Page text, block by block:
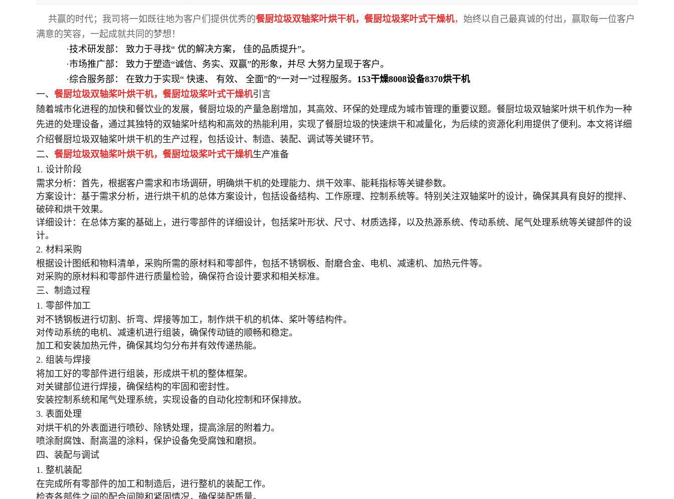
共赢的时代；我司将一如既往地为客户们提供优秀的餐厨垃圾双轴桨叶烘干机，餐厨垃圾桨叶式干燥机，始终以自己最真诚的付出，赢取每一位客户
满意的笑容，一起成就共同的梦想！
·技术研发部： 致力于寻找“ 优的解决方案， 佳的品质提升”。
·市场推广部： 致力于塑造“诚信、务实、双赢”的形象，并尽 大努力呈现于客户。
·综合服务部： 在致力于实现“ 快速、 有效、 全面”的“一对一”过程服务。 153干燥8008设备8370烘干机
一、 餐厨垃圾双轴桨叶烘干机，餐厨垃圾桨叶式干燥机引言
随着城市化进程的加快和餐饮业的发展，餐厨垃圾的产量急剧增加，其高效、环保的处理成为城市管理的重要议题。餐厨垃圾双轴桨叶烘干机作为一种
先进的处理设备，通过其独特的双轴桨叶结构和高效的热能利用，实现了餐厨垃圾的快速烘干和减量化，为后续的资源化利用提供了便利。本文将详细
介绍餐厨垃圾双轴桨叶烘干机的生产过程，包括设计、制造、装配、调试等关键环节。
二、 餐厨垃圾双轴桨叶烘干机，餐厨垃圾桨叶式干燥机生产准备
1. 设计阶段
需求分析：首先，根据客户需求和市场调研，明确烘干机的处理能力、烘干效率、能耗指标等关键参数。
方案设计：基于需求分析，进行烘干机的总体方案设计，包括设备结构、工作原理、控制系统等。特别关注双轴桨叶的设计，确保其具有良好的搅拌、
破碎和烘干效果。
详细设计：在总体方案的基础上，进行零部件的详细设计，包括桨叶形状、尺寸、材质选择，以及热源系统、传动系统、尾气处理系统等关键部件的设
计。
2. 材料采购
根据设计图纸和物料清单，采购所需的原材料和零部件，包括不锈钢板、耐磨合金、电机、减速机、加热元件等。
对采购的原材料和零部件进行质量检验，确保符合设计要求和相关标准。
三、制造过程
1. 零部件加工
对不锈钢板进行切割、折弯、焊接等加工，制作烘干机的机体、桨叶等结构件。
对传动系统的电机、减速机进行组装，确保传动链的顺畅和稳定。
加工和安装加热元件，确保其均匀分布并有效传递热能。
2. 组装与焊接
将加工好的零部件进行组装，形成烘干机的整体框架。
对关键部位进行焊接，确保结构的牢固和密封性。
安装控制系统和尾气处理系统，实现设备的自动化控制和环保排放。
3. 表面处理
对烘干机的外表面进行喷砂、除锈处理，提高涂层的附着力。
喷涂耐腐蚀、耐高温的涂料，保护设备免受腐蚀和磨损。
四、装配与调试
1. 整机装配
在完成所有零部件的加工和制造后，进行整机的装配工作。
检查各部件之间的配合间隙和紧固情况，确保装配质量。